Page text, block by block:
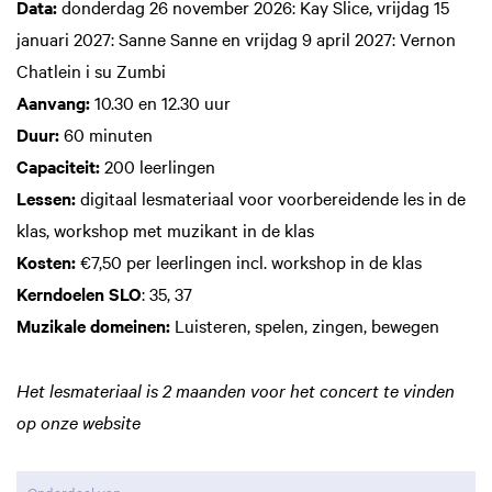
Data:donderdag 26 november 2026: Kay Slice, vrijdag 15
januari 2027: Sanne Sanne en vrijdag 9 april 2027: Vernon
Chatlein i su Zumbi
Aanvang:10.30 en 12.30 uur
Duur:60 minuten
Capaciteit:200 leerlingen
Lessen:digitaal lesmateriaal voor voorbereidende les in de
klas, workshop met muzikant in de klas
Kosten:€7,50 per leerlingen incl. workshop in de klas
Kerndoelen SLO: 35, 37
Muzikale domeinen: Luisteren, spelen, zingen, bewegen
Het lesmateriaal is 2 maanden voor het concert te vinden
op onze website